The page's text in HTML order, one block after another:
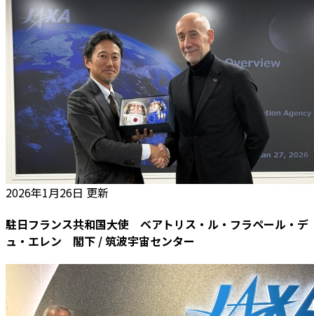
2026年1月26日 更新
駐日フランス共和国大使 ベアトリス・ル・フラペール・デ
ュ・エレン 閣下 / 筑波宇宙センター